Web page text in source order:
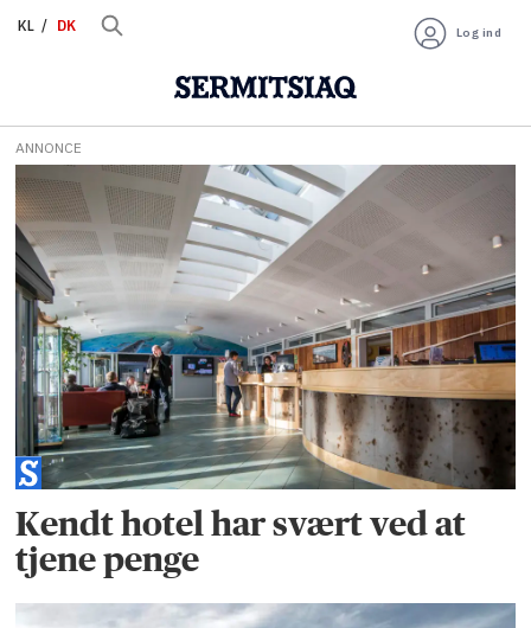
KL DK Log ind
Tag:
hotel
arctic
ANNONCE
Kendt hotel har svært ved at
tjene penge